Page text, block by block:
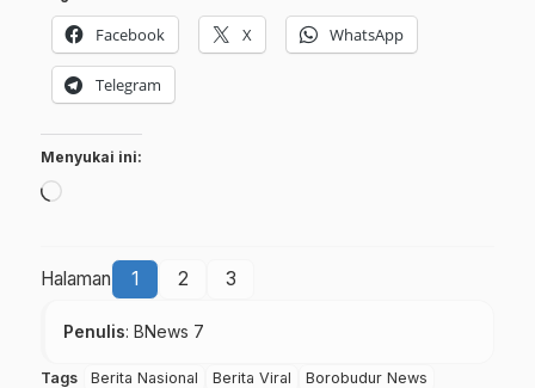
Facebook X WhatsApp
Telegram
Menyukai ini:
Memuat...
Halaman 1 2 3
Penulis: BNews 7
Tags Berita Nasional Berita Viral
Borobudur News